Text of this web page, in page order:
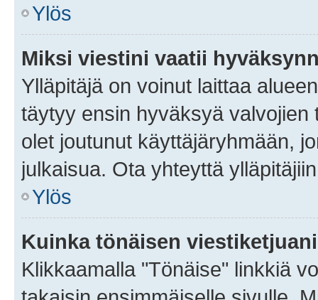
Ylös
Miksi viestini vaatii
Ylläpitäjä on voinut laittaa
täytyy ensin hyväksyä
olet joutunut käyttäjäryhmään,
julkaisua. Ota yhteyttä
Ylös
Kuinka tönäisen
Klikkaamalla "Tönäise" linkkiä